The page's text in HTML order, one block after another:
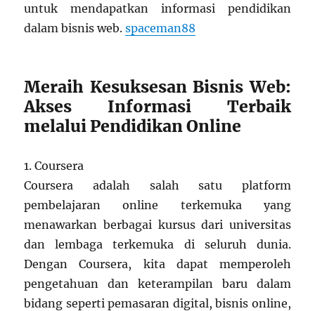
untuk mendapatkan informasi pendidikan
dalam bisnis web.spaceman88
Meraih Kesuksesan Bisnis Web:
Akses Informasi Terbaik
melalui Pendidikan Online
1. Coursera
Coursera adalah salah satu platform
pembelajaran online terkemuka yang
menawarkan berbagai kursus dari universitas
dan lembaga terkemuka di seluruh dunia.
Dengan Coursera, kita dapat memperoleh
pengetahuan dan keterampilan baru dalam
bidang seperti pemasaran digital, bisnis online,